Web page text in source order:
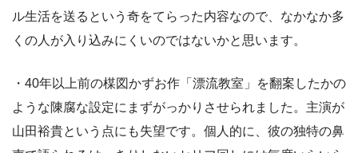
ル生活を送るという奇をてらった内容なので、なかなか多
くの人が入り込みにくいのではないかと思います。
・40年以上前の楳図かずお作「漂流教室」を翻案したかの
ような陳腐な設定にまずがっかりさせられました。主演が
山田裕貴という点にも失望です。個人的に、彼の独特の鼻